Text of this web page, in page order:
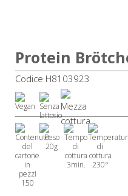
Protein
Codice H8103923
150
20g
3min.
230°